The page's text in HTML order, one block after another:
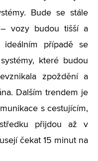
Bude se stále
– vozy budou tišší a
případě se
které budou
zpoždění a
Dalším trendem je
s cestujícím,
přijdou až v
čekat 15 minut na